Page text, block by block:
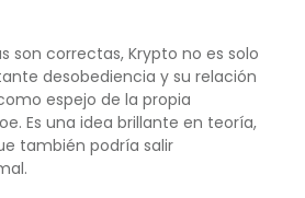
son correctas, Krypto no es solo
desobediencia y su relación
espejo de la propia
Es una idea brillante en teoría,
también podría salir